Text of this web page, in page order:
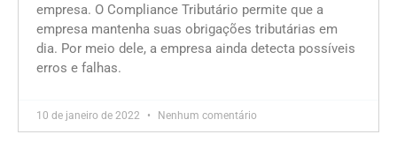
empresa. O Compliance Tributário permite que a
empresa mantenha suas obrigações tributárias em
dia. Por meio dele, a empresa ainda detecta possíveis
erros e falhas.
10 de janeiro de 2022 Nenhum comentário